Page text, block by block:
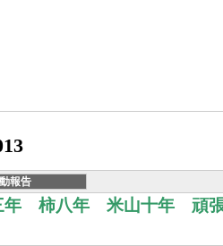
報告
年 柿八年 米山十年 頑